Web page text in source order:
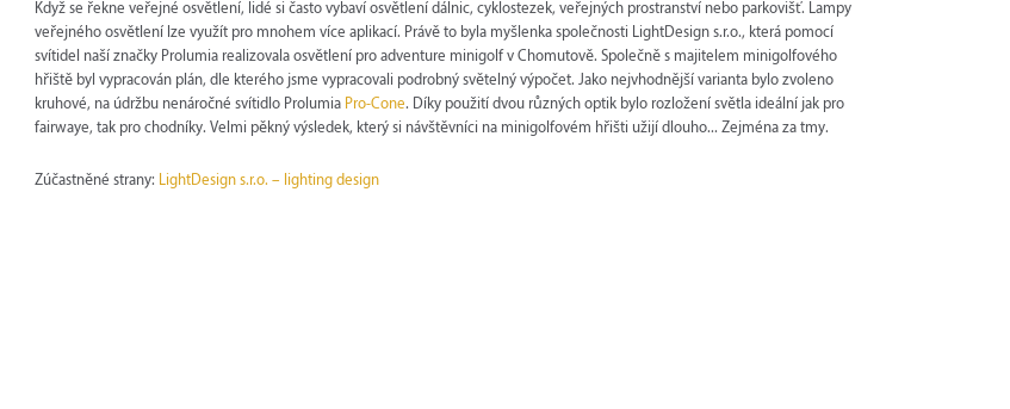
Když se řekne veřejné osvětlení, lidé si často vybaví osvětlení dálnic, cyklostezek, veřejných prostranství nebo parkovišť. Lampy
veřejného osvětlení lze využít pro mnohem více aplikací. Právě to byla myšlenka společnosti LightDesign s.r.o., která pomocí
svítidel naší značky Prolumia realizovala osvětlení pro adventure minigolf v Chomutově. Společně s majitelem minigolfového
hřiště byl vypracován plán, dle kterého jsme vypracovali podrobný světelný výpočet. Jako nejvhodnější varianta bylo zvoleno
kruhové, na údržbu nenáročné svítidlo Prolumia Pro-Cone. Díky použití dvou různých optik bylo rozložení světla ideální jak pro
fairwaye, tak pro chodníky. Velmi pěkný výsledek, který si návštěvníci na minigolfovém hřišti užijí dlouho... Zejména za tmy.
Zúčastněné strany: LightDesign s.r.o. – lighting design